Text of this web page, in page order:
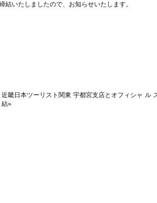
いたしましたので、お知らせいたします。
近畿日本ツーリスト関東 宇都宮支店とオフィシャ ル
結»